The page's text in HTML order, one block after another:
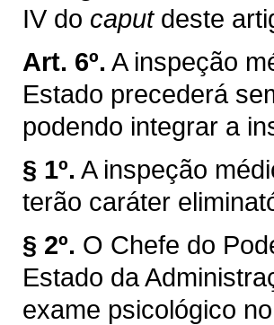
IV do caputdeste
Art. 6º. A inspeção
Estado precederá
podendo integrar a
§ 1º. A inspeção
terão caráter
§ 2º. O Chefe do
Estado da
exame psicológico